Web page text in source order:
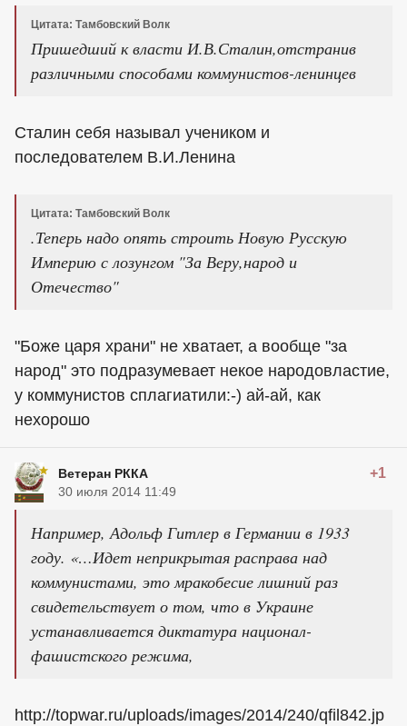
Цитата: Тамбовский Волк
Пришедший к власти И.В.Сталин,отстранив
различными способами коммунистов-ленинцев
Сталин себя называл учеником и
последователем В.И.Ленина
Цитата: Тамбовский Волк
.Теперь надо опять строить Новую Русскую
Империю с лозунгом "За Веру,народ и
Отечество"
"Боже царя храни" не хватает, а вообще "за
народ" это подразумевает некое народовластие,
у коммунистов сплагиатили:-) ай-ай, как
нехорошо
Ветеран РККА +1
30 июля 2014 11:49
Например, Адольф Гитлер в Германии в 1933
году. «…Идет неприкрытая расправа над
коммунистами, это мракобесие лишний раз
свидетельствует о том, что в Украине
устанавливается диктатура национал-
фашистского режима,
http://topwar.ru/uploads/images/2014/240/qfil842.jp